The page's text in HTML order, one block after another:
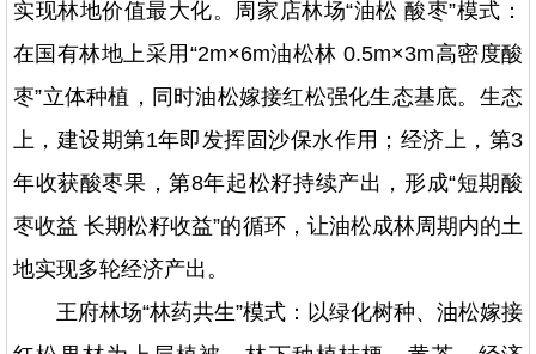
实现林地价值最大化。周家店林场“油松 酸枣”模式：
在国有林地上采用“2m×6m油松林 0.5m×3m高密度酸
枣”立体种植，同时油松嫁接红松强化生态基底。生态
上，建设期第1年即发挥固沙保水作用；经济上，第3
年收获酸枣果，第8年起松籽持续产出，形成“短期酸
枣收益 长期松籽收益”的循环，让油松成林周期内的土
地实现多轮经济产出。
王府林场“林药共生”模式：以绿化树种、油松嫁接